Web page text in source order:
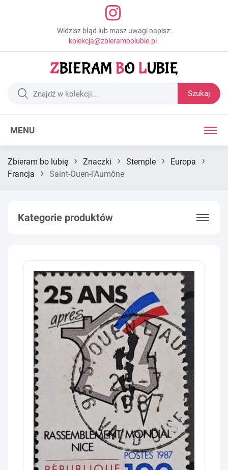
Widzisz błąd lub masz uwagi napisz:
kolekcja@zbierambolubie.pl
Szukaj
MENU
Zbieram bo lubię › Znaczki › Stemple › Europa ›
Francja › Saint-Ouen-l’Aumône
Kategorie produktów